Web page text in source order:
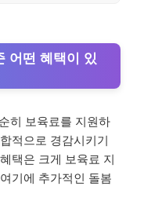
어떤 혜택이 있
히 보육료를 지원하
적으로 경감시키기
택은 크게 보육료 지
기에 추가적인 돌봄